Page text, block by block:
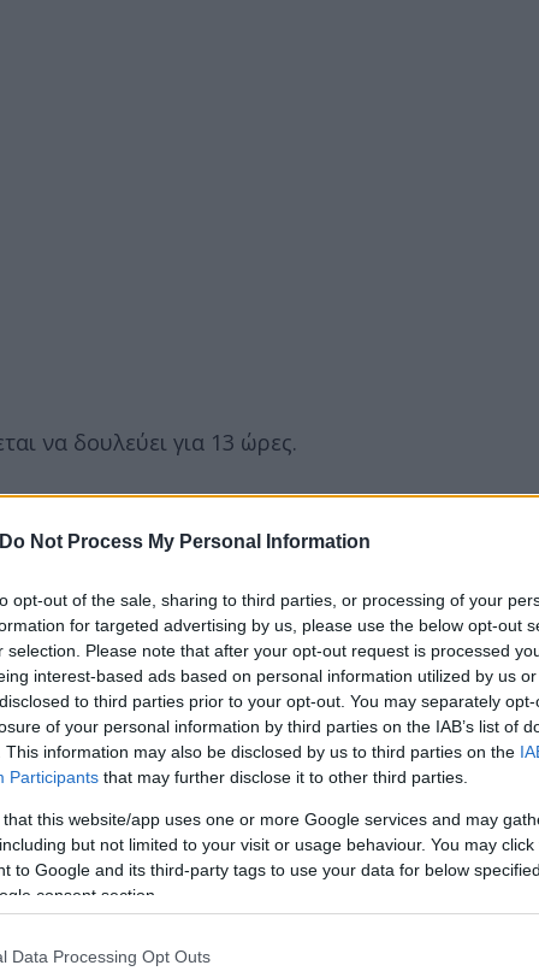
Do Not Process My Personal Information
opt-out of the sale, sharing to third parties, or processing of your
for targeted advertising by us, please use the below opt-out
selection. Please note that after your opt-out request is processed
interest-based ads based on personal information utilized by us
to third parties prior to your opt-out. You may separately
of your personal information by third parties on the IAB’s list of
This information may also be disclosed by us to third parties on the
Participants that may further disclose it to other third parties.
that this website/app uses one or more Google services and may
but not limited to your visit or usage behaviour. You may
to Google and its third-party tags to use your data for below
consent section.
Data Processing Opt Outs
να δουλεύει για 13 ώρες.
9η ώρα. Δηλαδή μέχρι την ώρα της
και εργοδότη. Εν προκειμένω, πρέπει να
να υποχρεωθεί να δουλεύει για 13 ώρες.